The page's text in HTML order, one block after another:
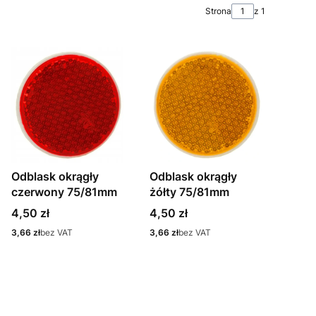
Strona z 1
Odblask okrągły
czerwony 75/81mm
Cena
4,50 zł
Cena
3,66 złbez VAT
Odblask okrągły
żółty 75/81mm
Cena
4,50 zł
Cena
3,66 złbez VAT